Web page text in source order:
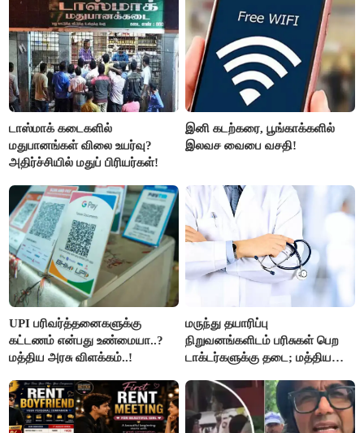
டாஸ்மாக் கடைகளில்
மதுபானங்கள் விலை உயர்வு?
அதிர்ச்சியில் மதுப் பிரியர்கள்!
இனி கடற்கரை, பூங்காக்களில்
இலவச வைபை வசதி!
UPI பரிவர்த்தனைகளுக்கு
கட்டணம் என்பது உண்மையா..?
மத்திய அரசு விளக்கம்..!
மருந்து தயாரிப்பு
நிறுவனங்களிடம் பரிசுகள் பெற
டாக்டர்களுக்கு தடை; மத்திய